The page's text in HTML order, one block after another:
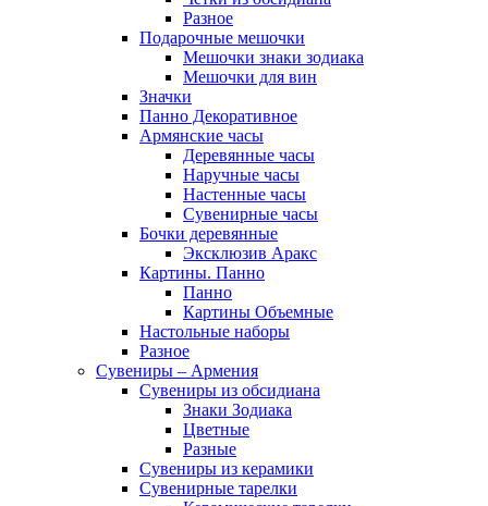
Разное
Подарочные мешочки
Мешочки знаки зодиака
Мешочки для вин
Значки
Панно Декоративное
Армянские часы
Деревянные часы
Наручные часы
Настенные часы
Сувенирные часы
Бочки деревянные
Эксклюзив Аракс
Картины. Панно
Панно
Картины Объемные
Настольные наборы
Разное
Сувениры – Армения
Сувениры из обсидиана
Знаки Зодиака
Цветные
Разные
Сувениры из керамики
Сувенирные тарелки